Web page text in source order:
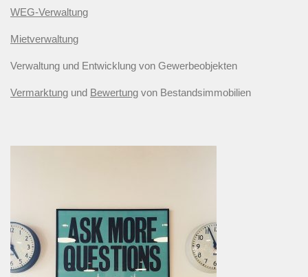
WEG-Verwaltung
Mietverwaltung
Verwaltung und Entwicklung von Gewerbeobjekten
Vermarktung und Bewertung von Bestandsimmobilien